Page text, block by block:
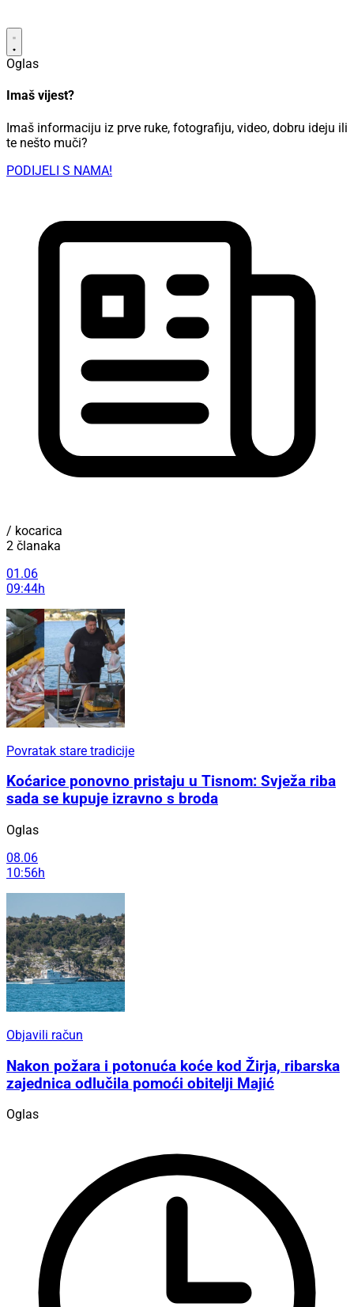
Oglas
Imaš vijest?
Imaš informaciju iz prve ruke, fotografiju, video, dobru ideju ili
te nešto muči?
PODIJELI S NAMA!
/ kocarica
2 članaka
01.06
09:44h
Povratak stare tradicije
Koćarice ponovno pristaju u Tisnom: Svježa riba
sada se kupuje izravno s broda
Oglas
08.06
10:56h
Objavili račun
Nakon požara i potonuća koće kod Žirja, ribarska
zajednica odlučila pomoći obitelji Majić
Oglas